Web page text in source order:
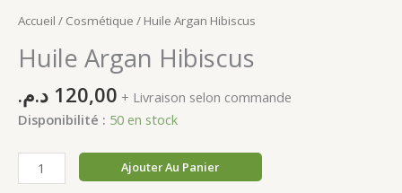
Accueil / Cosmétique / Huile Argan Hibiscus
Huile Argan Hibiscus
120,00 د.م.
+ Livraison selon commande
Disponibilité : 50 en stock
quantité
de
Ajouter Au Panier